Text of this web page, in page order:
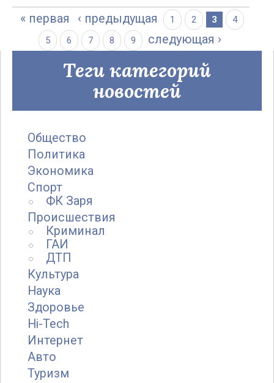
« первая ‹ предыдущая 1 2 3
4
5
6 7 8 9 следующая ›
Теги категорий
новостей
Общество
Политика
Экономика
Спорт
ФК Заря
Происшествия
Криминал
ГАИ
ДТП
Культура
Наука
Здоровье
Hi-Tech
Интернет
Авто
Туризм